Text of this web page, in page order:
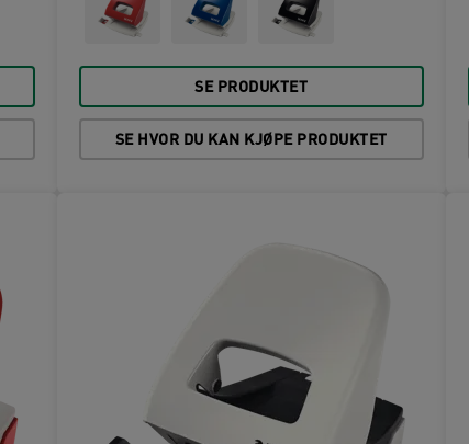
SE PRODUKTET
SE HVOR DU KAN KJØPE PRODUKTET